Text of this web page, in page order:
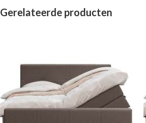
Gerelateerde producten